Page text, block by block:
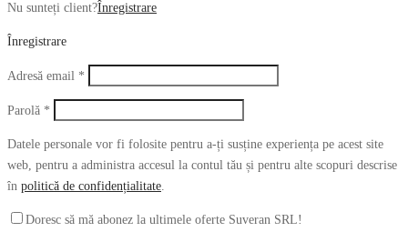
Nu sunteți client?Înregistrare
Înregistrare
Adresă email *
Parolă *
Datele personale vor fi folosite pentru a-ți susține experiența pe acest site
web, pentru a administra accesul la contul tău și pentru alte scopuri descrise
în politică de confidențialitate.
Doresc să mă abonez la ultimele oferte Suveran SRL!